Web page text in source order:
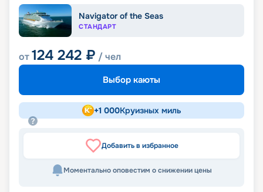
Navigator of the Seas
СТАНДАРТ
от124 242 ₽ / чел
Выбор каюты
+1 000Круизных миль
Добавить в избранное
Моментально оповестим о снижении цены